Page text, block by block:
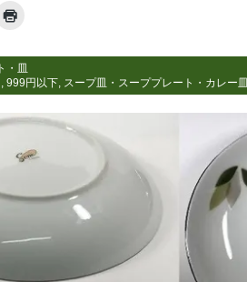
・皿
999円以下 スープ皿・スーププレート・カレー皿